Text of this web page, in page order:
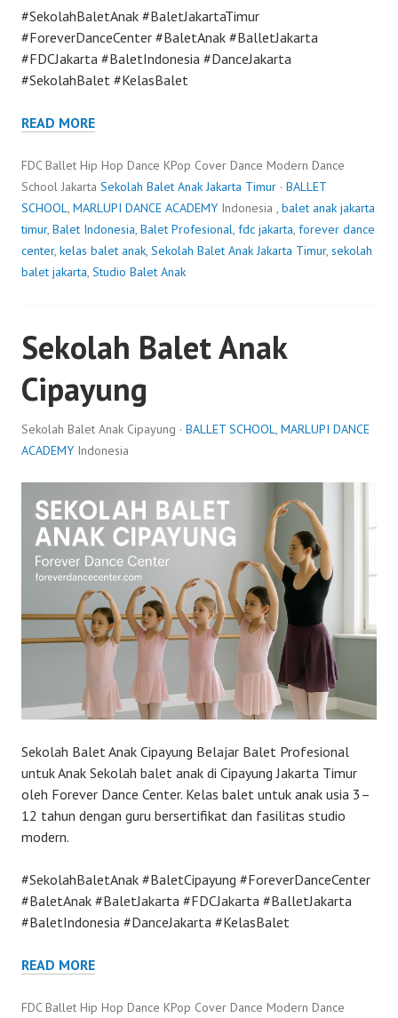
#SekolahBaletAnak #BaletJakartaTimur
#ForeverDanceCenter #BaletAnak #BalletJakarta
#FDCJakarta #BaletIndonesia #DanceJakarta
#SekolahBalet #KelasBalet
READ MORE
FDC Ballet Hip Hop Dance KPop Cover Dance Modern Dance
School Jakarta Sekolah Balet Anak Jakarta Timur · BALLET
SCHOOL, MARLUPI DANCE ACADEMY Indonesia , balet anak jakarta
timur, Balet Indonesia, Balet Profesional, fdc jakarta, forever dance
center, kelas balet anak, Sekolah Balet Anak Jakarta Timur, sekolah
balet jakarta, Studio Balet Anak
Sekolah Balet Anak
Cipayung
Sekolah Balet Anak Cipayung · BALLET SCHOOL, MARLUPI DANCE
ACADEMY Indonesia
Sekolah Balet Anak Cipayung Belajar Balet Profesional
untuk Anak Sekolah balet anak di Cipayung Jakarta Timur
oleh Forever Dance Center. Kelas balet untuk anak usia 3–
12 tahun dengan guru bersertifikat dan fasilitas studio
modern.
#SekolahBaletAnak #BaletCipayung #ForeverDanceCenter
#BaletAnak #BaletJakarta #FDCJakarta #BalletJakarta
#BaletIndonesia #DanceJakarta #KelasBalet
READ MORE
FDC Ballet Hip Hop Dance KPop Cover Dance Modern Dance